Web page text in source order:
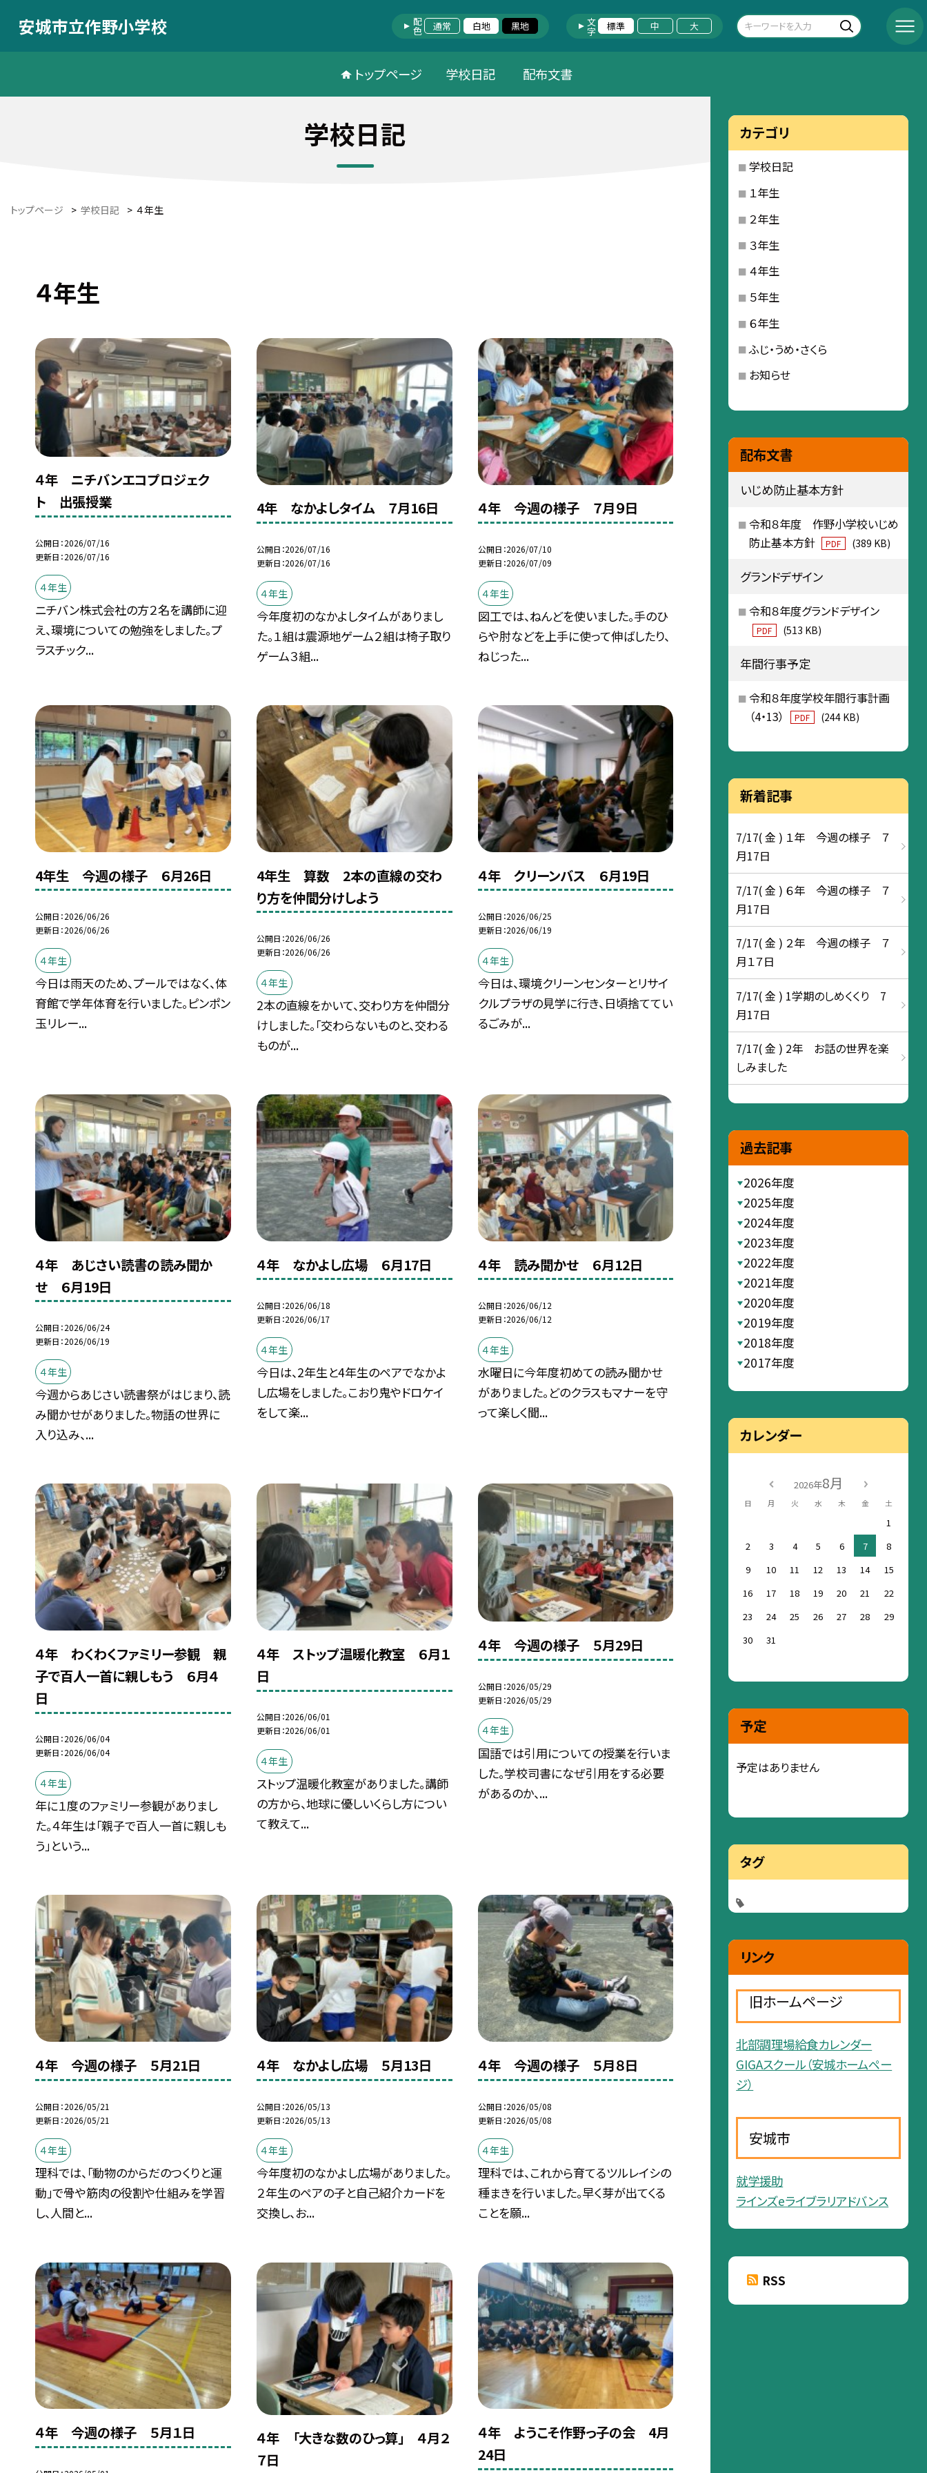
安城市立作野小学校 配色 通常 白地 黒地 文字 標準 中 大
トップページ 学校日記 配布文書
学校日記
トップページ > 学校日記 > ４年生
４年生
４年 ニチバンエコプロジェク
ト 出張授業
公開日 2026/07/16
更新日 2026/07/16
４年生
ニチバン株式会社の方２名を講師に迎
え、環境についての勉強をしました。プ
ラスチック...
4年 なかよしタイム ７月16日
公開日 2026/07/16
更新日 2026/07/16
４年生
今年度初のなかよしタイムがありまし
た。１組は震源地ゲーム２組は椅子取り
ゲーム３組...
４年 今週の様子 ７月９日
公開日 2026/07/10
更新日 2026/07/09
４年生
図工では、ねんどを使いました。手のひ
らや肘などを上手に使って伸ばしたり、
ねじった...
4年生 今週の様子 ６月26日
公開日 2026/06/26
更新日 2026/06/26
４年生
今日は雨天のため、プールではなく、体
育館で学年体育を行いました。ピンポン
玉リレー...
4年生 算数 2本の直線の交わ
り方を仲間分けしよう
公開日 2026/06/26
更新日 2026/06/26
４年生
2本の直線をかいて、交わり方を仲間分
けしました。「交わらないものと、交わる
ものが...
４年 クリーンバス ６月19日
公開日 2026/06/25
更新日 2026/06/19
４年生
今日は、環境クリーンセンターとリサイ
クルプラザの見学に行き、日頃捨ててい
るごみが...
４年 あじさい読書の読み聞か
せ ６月19日
公開日 2026/06/24
更新日 2026/06/19
４年生
今週からあじさい読書祭がはじまり、読
み聞かせがありました。物語の世界に
入り込み、...
４年 なかよし広場 ６月17日
公開日 2026/06/18
更新日 2026/06/17
４年生
今日は、2年生と4年生のペアでなかよ
し広場をしました。こおり鬼やドロケイ
をして楽...
４年 読み聞かせ ６月12日
公開日 2026/06/12
更新日 2026/06/12
４年生
水曜日に今年度初めての読み聞かせ
がありました。どのクラスもマナーを守
って楽しく聞...
４年 わくわくファミリー参観 親
子で百人一首に親しもう ６月４
日
公開日 2026/06/04
更新日 2026/06/04
４年生
年に１度のファミリー参観がありまし
た。４年生は「親子で百人一首に親しも
う」という...
４年 ストップ温暖化教室 ６月１
日
公開日 2026/06/01
更新日 2026/06/01
４年生
ストップ温暖化教室がありました。講師
の方から、地球に優しいくらし方につい
て教えて...
４年 今週の様子 ５月29日
公開日 2026/05/29
更新日 2026/05/29
４年生
国語では引用についての授業を行いま
した。学校司書になぜ引用をする必要
があるのか、...
４年 今週の様子 ５月21日
公開日 2026/05/21
更新日 2026/05/21
４年生
理科では、「動物のからだのつくりと運
動」で骨や筋肉の役割や仕組みを学習
し、人間と...
４年 なかよし広場 ５月13日
公開日 2026/05/13
更新日 2026/05/13
４年生
今年度初のなかよし広場がありました。
２年生のペアの子と自己紹介カードを
交換し、お...
４年 今週の様子 ５月８日
公開日 2026/05/08
更新日 2026/05/08
４年生
理科では、これから育てるツルレイシの
種まきを行いました。早く芽が出てくる
ことを願...
４年 今週の様子 ５月１日
４年 「大きな数のひっ算」 ４月２
７日
４年 ようこそ作野っ子の会 4月
24日
カテゴリ
学校日記
１年生
２年生
３年生
４年生
５年生
６年生
ふじ・うめ・さくら
お知らせ
配布文書
いじめ防止基本方針
令和８年度 作野小学校いじめ
防止基本方針
PDF (389 KB)
グランドデザイン
令和８年度グランドデザイン
PDF (513 KB)
年間行事予定
令和８年度学校年間行事計画
（4・13）
PDF (244 KB)
新着記事
7/17( 金 ) １年 今週の様子 ７
月17日
7/17( 金 ) ６年 今週の様子 ７
月17日
7/17( 金 ) ２年 今週の様子 ７
月１７日
7/17( 金 ) 1学期のしめくくり 7
月17日
7/17( 金 ) 2年 お話の世界を楽
しみました
過去記事
2026年度
2025年度
2024年度
2023年度
2022年度
2021年度
2020年度
2019年度
2018年度
2017年度
カレンダー
2026年8月
日 月 火 水 木 金 土
1
2
3 4 5 6 7
8
9
10 11 12 13 14
15
16
17 18 19 20 21
22
23
24 25 26 27 28
29
30
31
予定
予定はありません
タグ
リンク
旧ホームページ
北部調理場給食カレンダー
GIGAスクール（安城ホームペー
ジ）
安城市
就学援助
ラインズeライブラリアドバンス
RSS